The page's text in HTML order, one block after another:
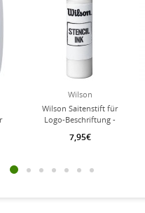
Wilson
Wilson Saitenstift für
Logo-Beschriftung -
7,95€